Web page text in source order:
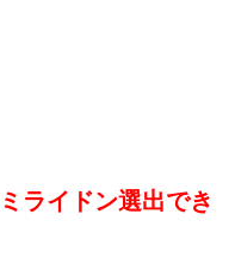
ライドン選出でき